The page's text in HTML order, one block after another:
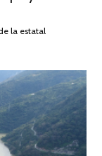
la estatal